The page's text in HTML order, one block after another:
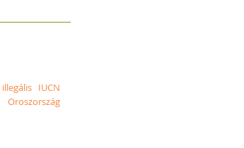
illegális IUCN
Oroszország